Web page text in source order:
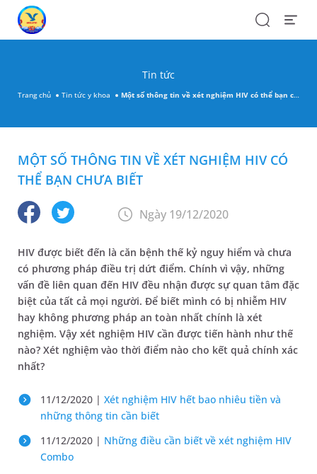
SearchOpen
Tin tức
Trang chủ Tin tức y khoa Một số thông tin về xét nghiệm HIV có thể bạn chưa biết
MỘT SỐ THÔNG TIN VỀ XÉT NGHIỆM HIV CÓ
THỂ BẠN CHƯA BIẾT
Ngày 19/12/2020
HIV được biết đến là căn bệnh thế kỷ nguy hiểm và chưa
có phương pháp điều trị dứt điểm. Chính vì vậy, những
vấn đề liên quan đến HIV đều nhận được sự quan tâm đặc
biệt của tất cả mọi người. Để biết mình có bị nhiễm HIV
hay không phương pháp an toàn nhất chính là xét
nghiệm. Vậy xét nghiệm HIV cần được tiến hành như thế
nào? Xét nghiệm vào thời điểm nào cho kết quả chính xác
nhất?
11/12/2020 | Xét nghiệm HIV hết bao nhiêu tiền và
những thông tin cần biết
11/12/2020 | Những điều cần biết về xét nghiệm HIV
Combo